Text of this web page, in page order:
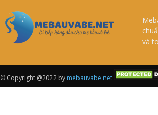
và
© Copyright @2022 by mebauvabe.net